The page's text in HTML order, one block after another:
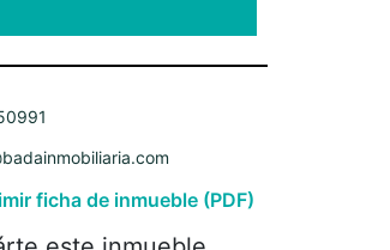
ficha de inmueble (PDF)